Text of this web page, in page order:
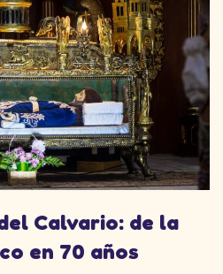
Calvario: de la
en 70 años